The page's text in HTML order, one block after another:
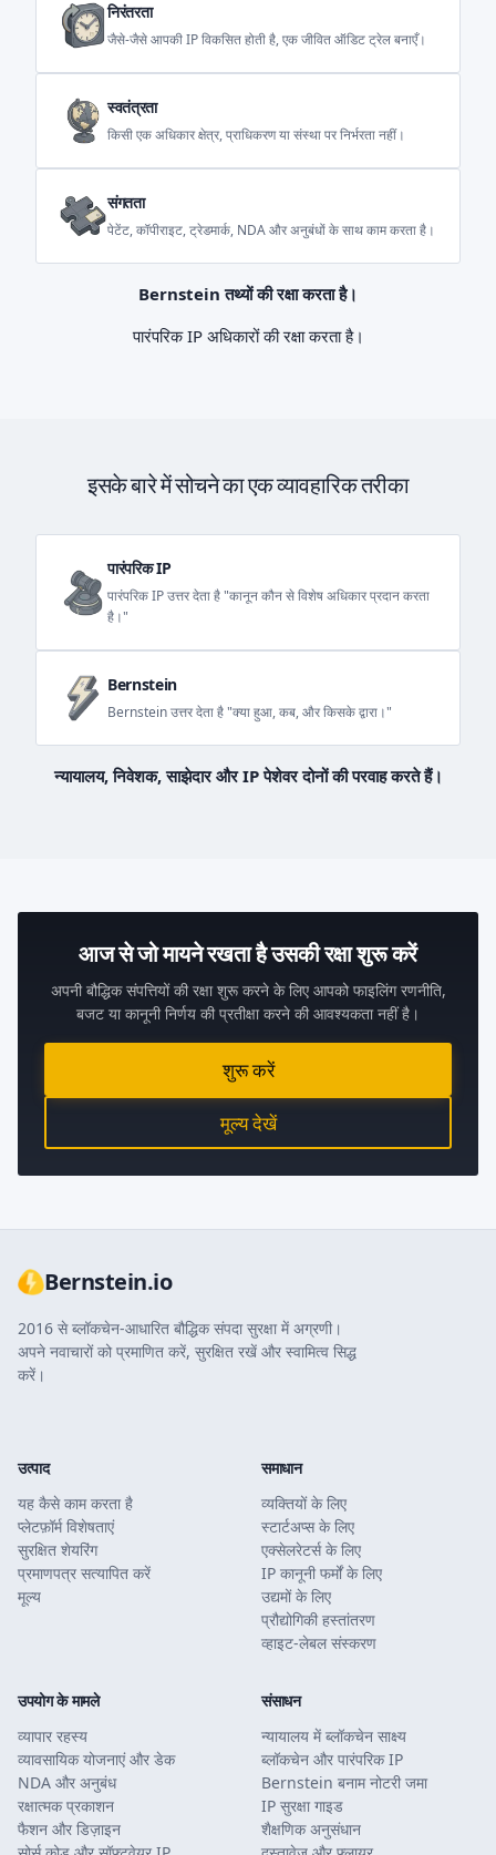
निरंतरता
जैसे-जैसे आपकी IP विकसित होती है, एक जीवित ऑडिट ट्रेल बनाएँ।
स्वतंत्रता
किसी एक अधिकार क्षेत्र, प्राधिकरण या संस्था पर निर्भरता नहीं।
संगतता
पेटेंट, कॉपीराइट, ट्रेडमार्क, NDA और अनुबंधों के साथ काम करता है।
Bernstein तथ्यों की रक्षा करता है।
पारंपरिक IP अधिकारों की रक्षा करता है।
इसके बारे में सोचने का एक व्यावहारिक तरीका
पारंपरिक IP
पारंपरिक IP उत्तर देता है "कानून कौन से विशेष अधिकार प्रदान करता
है।"
Bernstein
Bernstein उत्तर देता है "क्या हुआ, कब, और किसके द्वारा।"
न्यायालय, निवेशक, साझेदार और IP पेशेवर दोनों की परवाह करते हैं।
आज से जो मायने रखता है उसकी रक्षा शुरू करें
अपनी बौद्धिक संपत्तियों की रक्षा शुरू करने के लिए आपको फाइलिंग रणनीति,
बजट या कानूनी निर्णय की प्रतीक्षा करने की आवश्यकता नहीं है।
शुरू करें
मूल्य देखें
Bernstein.io
2016 से ब्लॉकचेन-आधारित बौद्धिक संपदा सुरक्षा में अग्रणी।
अपने नवाचारों को प्रमाणित करें, सुरक्षित रखें और स्वामित्व सिद्ध
करें।
उत्पाद
यह कैसे काम करता है
प्लेटफ़ॉर्म विशेषताएं
सुरक्षित शेयरिंग
प्रमाणपत्र सत्यापित करें
मूल्य
समाधान
व्यक्तियों के लिए
स्टार्टअप्स के लिए
एक्सेलरेटर्स के लिए
IP कानूनी फर्मों के लिए
उद्यमों के लिए
प्रौद्योगिकी हस्तांतरण
व्हाइट-लेबल संस्करण
उपयोग के मामले
व्यापार रहस्य
व्यावसायिक योजनाएं और डेक
NDA और अनुबंध
रक्षात्मक प्रकाशन
फैशन और डिज़ाइन
संसाधन
न्यायालय में ब्लॉकचेन साक्ष्य
ब्लॉकचेन और पारंपरिक IP
Bernstein बनाम नोटरी जमा
IP सुरक्षा गाइड
शैक्षणिक अनुसंधान